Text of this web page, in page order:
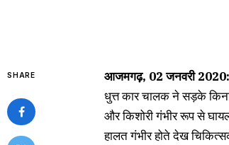
SHARE आजमगढ़, 02 जनवरी 2020:
धुत्त कार चालक ने सड़के
और किशोरी गंभीर रूप से
हालत गंभीर होते देख